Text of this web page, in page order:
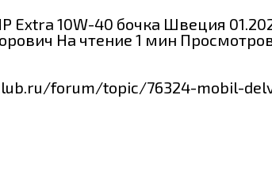
На чтение 1 мин
forum/topic/76324-mobil-